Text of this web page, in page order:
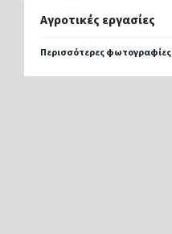
Αγροτικές εργασίες
Περισσότερες φωτογραφίες